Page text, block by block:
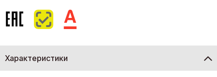
Характеристики